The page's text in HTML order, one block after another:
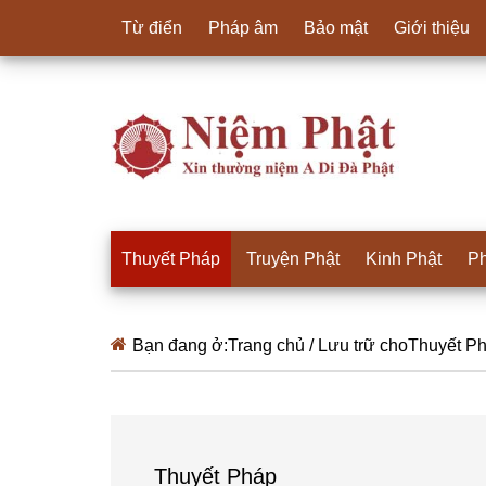
Từ điển Pháp âm Bảo mật Giới thiệu
Thuyết Pháp Truyện Phật Kinh Phật
Bạn đang ở:Trang chủ /Lưu trữ choThuyết
Thuyết Pháp